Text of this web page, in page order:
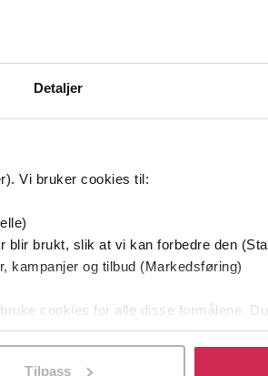
Detaljer
Vi bruker cookies til:
blir brukt, slik at vi kan forbedre den
kampanjer og tilbud (Markedsføring)
cookies for alle disse formålene.
Du kan når som helst trekke
Tilpass
Cecilia Tan
EBOK
Premium